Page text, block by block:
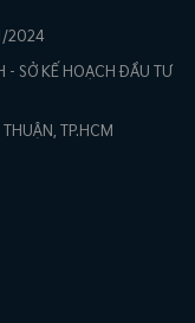
2024
- SỞ KẾ HOẠCH ĐẦU TƯ
TP.HCM